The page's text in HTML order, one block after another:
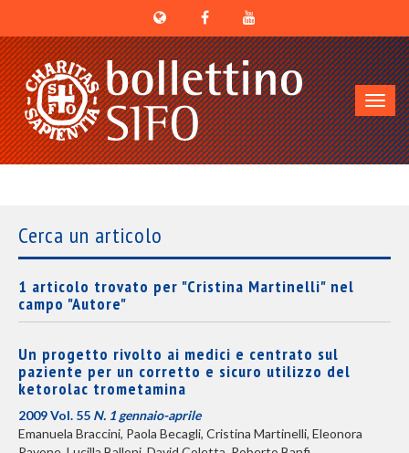
Cerca un articolo
1 articolo trovato per "Cristina Martinelli" nel
campo "Autore"
Un progetto rivolto ai medici e centrato sul
paziente per un corretto e sicuro utilizzo del
ketorolac trometamina
2009 Vol. 55 N. 1 gennaio-aprile
Emanuela Braccini, Paola Becagli, Cristina Martinelli, Eleonora